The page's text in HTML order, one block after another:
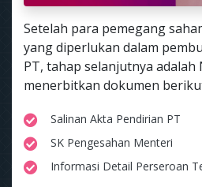
Setelah para pemegang
yang diperlukan dalam
PT, tahap selanjutnya adalah
menerbitkan dokumen
Salinan Akta Pendirian PT
SK Pengesahan Menteri
Informasi Detail Perseroan